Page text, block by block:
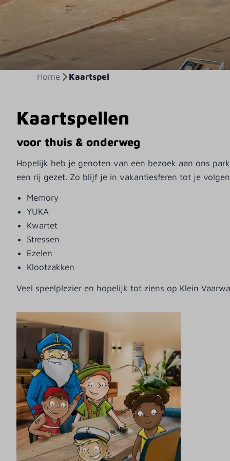
Home Kaartspel
Kaartspellen
voor thuis & onderweg
Hopelijk heb je genoten van een bezoek aan ons
een rij gezet. Zo blijf je in vakantiesferen tot je
Memory
YUKA
Kwartet
Stressen
Ezelen
Klootzakken
Veel speelplezier en hopelijk tot ziens op Klein